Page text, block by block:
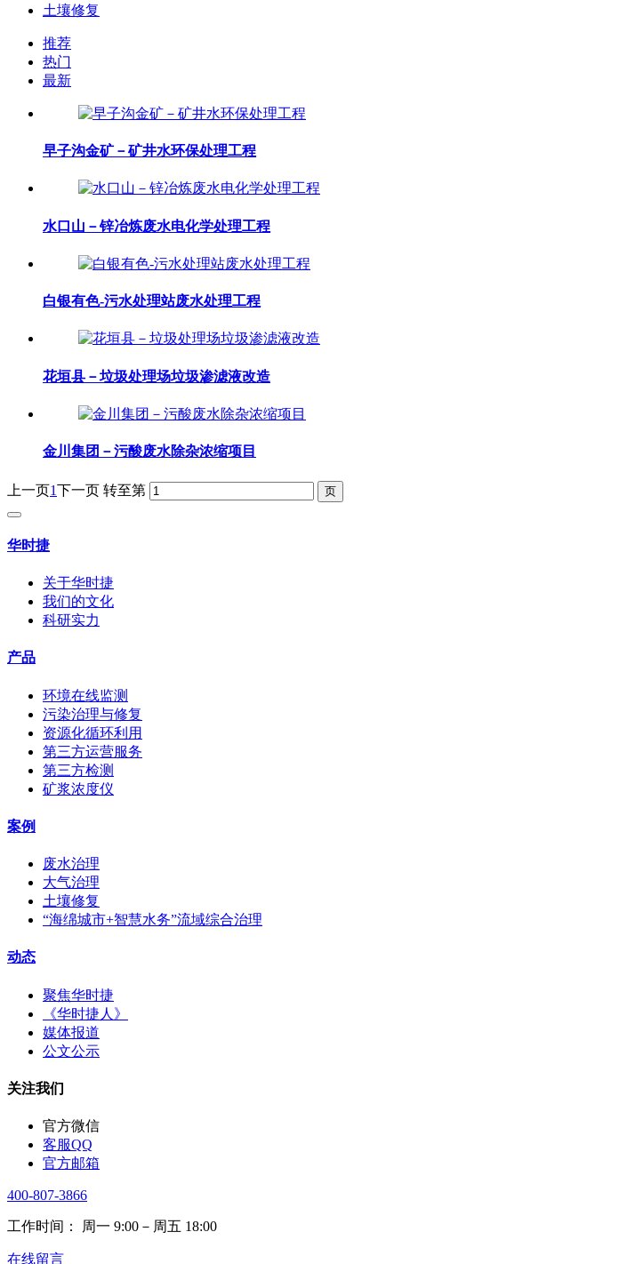
土壤修复
推荐
热门
最新
早子沟金矿－矿井水环保处理工程
水口山－锌冶炼废水电化学处理工程
白银有色-污水处理站废水处理工程
花垣县－垃圾处理场垃圾渗滤液改造
金川集团－污酸废水除杂浓缩项目
上一页1下一页 转至第
华时捷
关于华时捷
我们的文化
科研实力
产品
环境在线监测
污染治理与修复
资源化循环利用
第三方运营服务
第三方检测
矿浆浓度仪
案例
废水治理
大气治理
土壤修复
“海绵城市+智慧水务”流域综合治理
动态
聚焦华时捷
《华时捷人》
媒体报道
公文公示
关注我们
官方微信
客服QQ
官方邮箱
400-807-3866
工作时间： 周一 9:00－周五 18:00
在线留言